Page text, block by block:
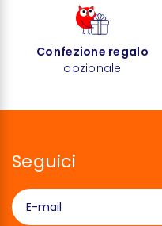
Confezione regalo
opzionale
Seguici